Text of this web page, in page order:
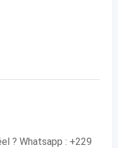
? Whatsapp : +229